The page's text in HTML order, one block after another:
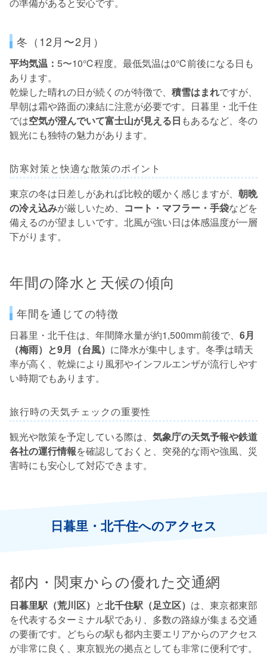
の準備があると安心です。
冬（12月〜2月）
平均気温： 5〜10℃程度。最低気温は0℃前後になる日も
あります。
乾燥した晴れの日が続くのが特徴で、 積雪はまれですが、
早朝は霜や路面の凍結に注意が必要です。日暮里・北千住
では空気が澄んでいて富士山が見える日 もあるなど、冬の
観光にも独特の魅力があります。
防寒対策と快適な散策のポイント
東京の冬は日差しがあれば比較的暖かく感じますが、 朝晩
の冷え込みが厳しいため、 コート・マフラー・手袋などを
備えるのが望ましいです。北風が強い日は体感温度が一層
下がります。
年間の降水と天候の傾向
年間を通じての特徴
日暮里・北千住は、年間降水量が約1,500mm前後で、 6月
（梅雨）と9月（台風） に降水が集中します。冬季は晴天
率が高く、乾燥により風邪やインフルエンザが流行しやす
い時期でもあります。
旅行時の天気チェックの重要性
観光や散策を予定している際は、 気象庁の天気予報や鉄道
各社の運行情報を確認しておくと、突発的な雨や強風、災
害時にも安心して対応できます。
日暮里・北千住へのアクセス
都内・関東からの優れた交通網
日暮里駅（荒川区） と北千住駅（足立区） は、東京都東部
を代表するターミナル駅であり、多数の路線が集まる交通
の要衝です。どちらの駅も都内主要エリアからのアクセス
が非常に良く、東京観光の拠点としても非常に便利です。